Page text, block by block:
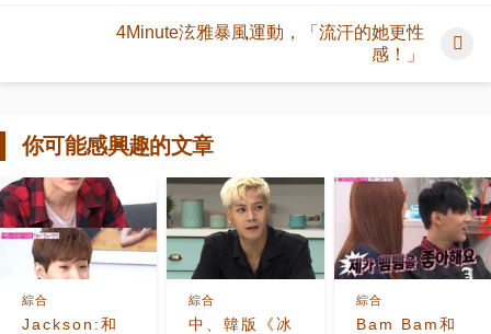
4Minute泫雅暴風運動，「流汗的她更性
感！」
你可能感興趣的文章
Jackson:和
綜合
中、韓版《冰
綜合
Bam Bam和
綜合